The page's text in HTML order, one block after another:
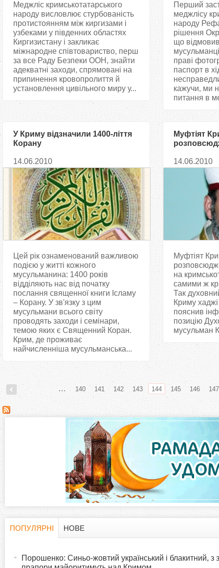
Меджліс кримськотатарського
народу висловлює стурбованість
протистоянням між киргизами і
узбеками у південних областях
Киргизистану і закликає
міжнародне співтовариство, перш
за все Раду Безпеки ООН, знайти
адекватні заходи, спрямовані на
припинення кровопролиття й
установлення цивільного миру у...
Перший
меджлісу
народу
рішення
що
праві
паспорт в
кажучи, ми
питання в
У Криму відзначили 1400-ліття
Корану
14.06.2010
Цей рік ознаменований важливою
подією у житті кожного
мусульманина: 1400 років
відділяють нас від початку
послання священної книги Ісламу
– Корану. У зв'язку з цим
мусульмани всього світу
проводять заходи і семінари,
темою яких є Священний Коран.
Крим, де проживає
найчисленніша мусульманська...
Муфтіят
татарами
14.06.2010
Муфтіят
на
самими ж
Так
Криму
пояснив
позицію
мусульман
С
… 140 141 142 143 144 145 146 147
ПОПУЛЯРНІ
НОВЕ
Порошенко: Синьо-жовтий український і блакитний, з